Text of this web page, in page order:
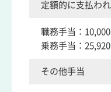
定額的に支払わ
職務手当：
乗務手当：25,920
その他手当